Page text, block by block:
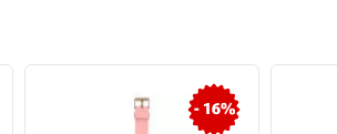
- 16%